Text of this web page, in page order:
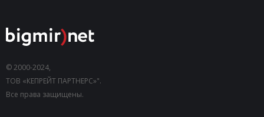
© 2000-2024,
ТОВ «КЕПРЕЙТ ПАРТНЕРС»".
Все права защищены.